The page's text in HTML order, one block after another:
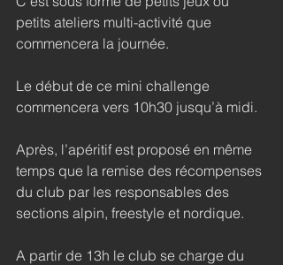
petits ateliers multi-activité que
commencera la journée.
Le début de ce mini challenge
commencera vers 10h30 jusqu’à midi.
Après, l’apéritif est proposé en même
temps que la remise des récompenses
du club par les responsables des
sections alpin, freestyle et nordique.
A partir de 13h le club se charge du